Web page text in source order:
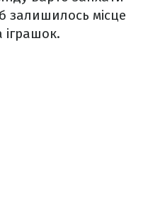
залишилось місце
іграшок.